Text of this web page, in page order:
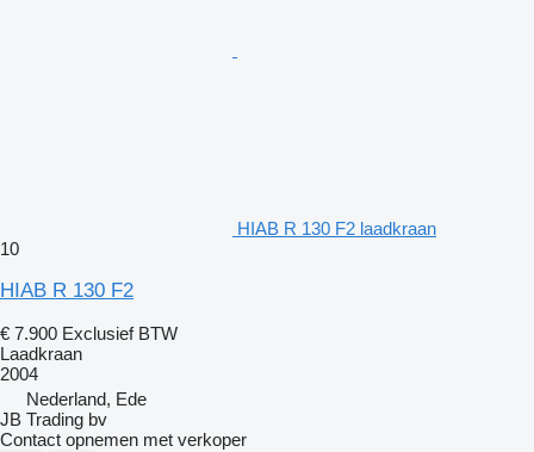
HIAB R 130 F2 laadkraan
10
HIAB R 130 F2
€ 7.900 Exclusief BTW
Laadkraan
2004
Nederland, Ede
JB Trading bv
Contact opnemen met verkoper